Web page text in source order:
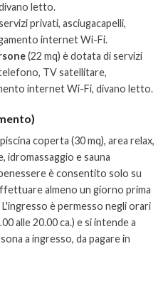
letto.
privati, asciugacapelli,
internet Wi-Fi.
(22 mq) è dotata di servizi
TV satellitare,
internet Wi-Fi, divano letto.
coperta (30 mq), area relax,
idromassaggio e sauna
è consentito solo su
almeno un giorno prima
è permesso negli orari
alle 20.00 ca.) e si intende a
a ingresso, da pagare in